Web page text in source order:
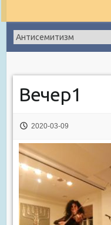
Вечер1
2020-03-09